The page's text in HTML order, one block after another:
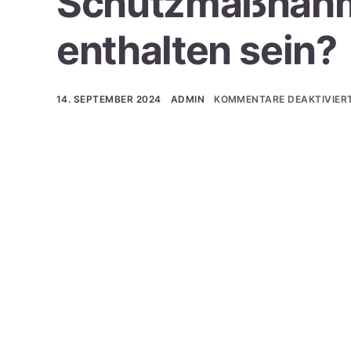
enthalten sein?
14. SEPTEMBER 2024 ADMIN KOMMENTARE